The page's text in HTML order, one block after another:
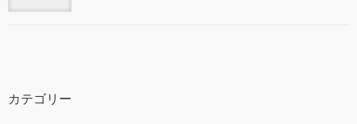
カテゴリー